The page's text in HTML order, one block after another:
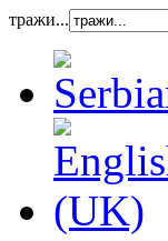
тражи...